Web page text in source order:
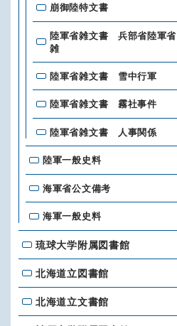
崩御陸特文書
陸軍省雑文書 兵部省陸軍省
雑
陸軍省雑文書 雪中行軍
陸軍省雑文書 霧社事件
陸軍省雑文書 人事関係
陸軍一般史料
海軍省公文備考
海軍一般史料
琉球大学附属図書館
琉球大学附属図書館
北海道立図書館
北海道立図書館
北海道立文書館
北海道立文書館